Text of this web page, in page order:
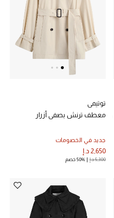
توتيمي
معطف ترنش بصفي أزرار
جديد في الخصومات
2,650 د.إ
5,300 د.إ 50% خصم